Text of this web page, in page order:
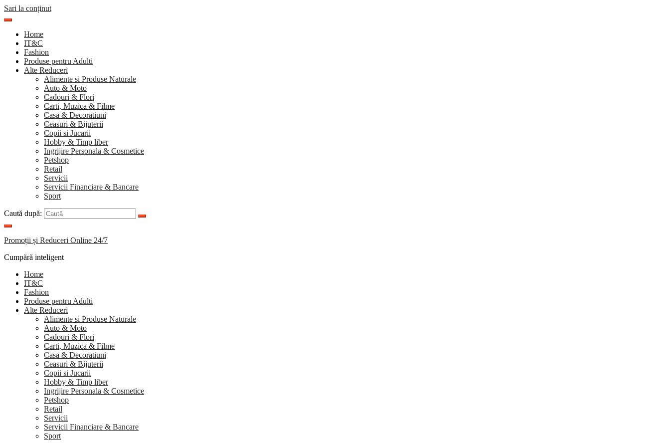
Sari la conținut
Home
IT&C
Fashion
Produse pentru Adulti
Alte Reduceri
Alimente si Produse Naturale
Auto & Moto
Cadouri & Flori
Carti, Muzica & Filme
Casa & Decoratiuni
Ceasuri & Bijuterii
Copii si Jucarii
Hobby & Timp liber
Ingrijire Personala & Cosmetice
Petshop
Retail
Servicii
Servicii Financiare & Bancare
Sport
Caută după:
Promoții și Reduceri Online 24/7
Cumpără inteligent
Home
IT&C
Fashion
Produse pentru Adulti
Alte Reduceri
Alimente si Produse Naturale
Auto & Moto
Cadouri & Flori
Carti, Muzica & Filme
Casa & Decoratiuni
Ceasuri & Bijuterii
Copii si Jucarii
Hobby & Timp liber
Ingrijire Personala & Cosmetice
Petshop
Retail
Servicii
Servicii Financiare & Bancare
Sport